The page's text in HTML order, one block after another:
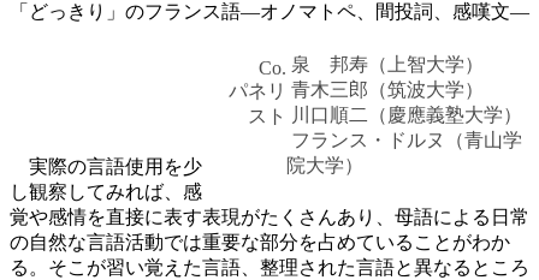
「どっきり」のフランス語―オノマトペ、間投詞、感嘆文―
Co.
パネリ
スト
泉 邦寿（上智大学）
青木三郎（筑波大学）
川口順二（慶應義塾大学）
フランス・ドルヌ（青山学
院大学）
実際の言語使用を少
し観察してみれば、感
覚や感情を直接に表す表現がたくさんあり、母語による日常
の自然な言語活動では重要な部分を占めていることがわか
る。そこが習い覚えた言語、整理された言語と異なるところ